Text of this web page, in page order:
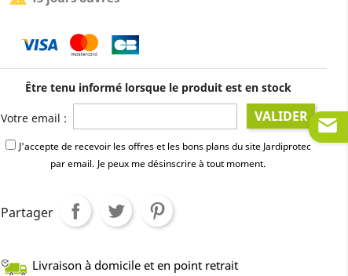
Être tenu informé lorsque le produit est en stock
Votre email : VALIDER
J'accepte de recevoir les offres et les bons plans du site Jardiprotec
par email. Je peux me désinscrire à tout moment.
Partager
Livraison à domicile et en point retrait